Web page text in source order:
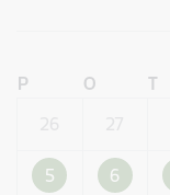
P O T
5 6